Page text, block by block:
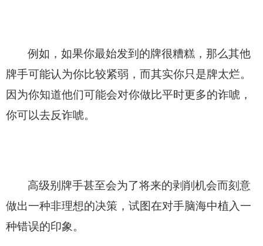
例如，如果你最始发到的牌很糟糕，那么其他
牌手可能认为你比较紧弱，而其实你只是牌太烂。
因为你知道他们可能会对你做比平时更多的诈唬，
你可以去反诈唬。
高级别牌手甚至会为了将来的剥削机会而刻意
做出一种非理想的决策，试图在对手脑海中植入一
种错误的印象。